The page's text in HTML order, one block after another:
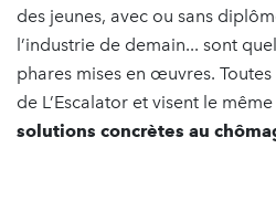
des jeunes, avec ou sans
l’industrie de demain... sont
phares mises en œuvres.
de L’Escalator et visent le
solutions concrètes au